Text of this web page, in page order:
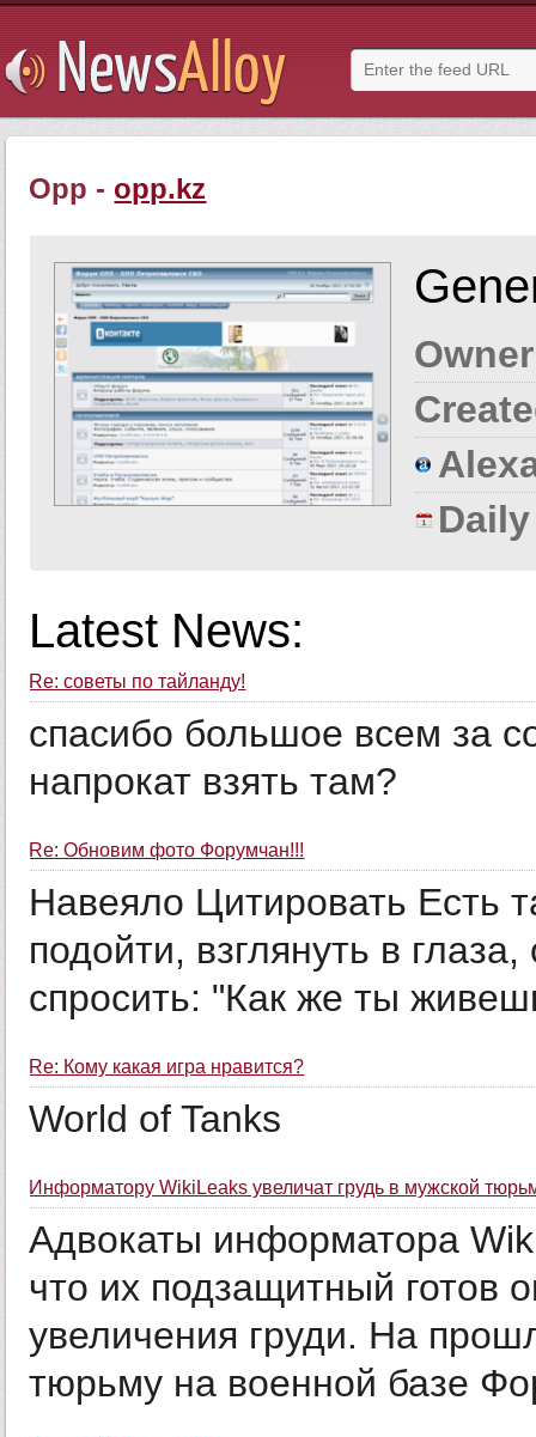
Opp - opp.kz
Latest News:
Re: советы по тайланду!
спасибо большое всем за
напрокат взять там?
Re: Обновим фото Форумчан!!!
Навеяло Цитировать Есть
подойти, взглянуть в
спросить: "Как же ты
Re: Кому какая игра нравится?
World of Tanks
Информатору WikiLeaks увеличат грудь в мужской
Адвокаты информатора
что их подзащитный готов
увеличения груди. На
тюрьму на военной базе